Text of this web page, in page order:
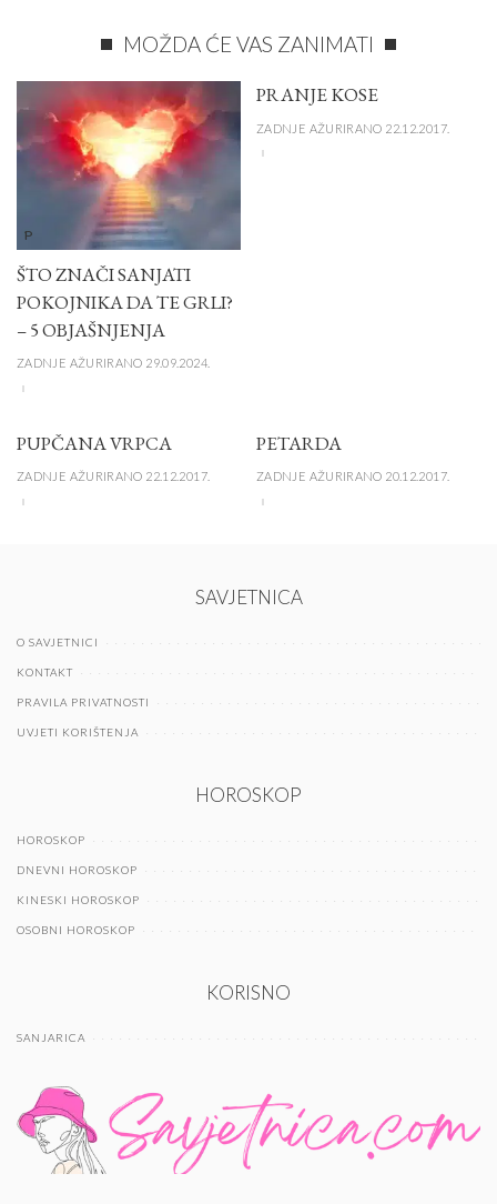
MOŽDA ĆE VAS ZANIMATI
P
ŠTO ZNAČI SANJATI
POKOJNIKA DA TE GRLI?
– 5 OBJAŠNJENJA
ZADNJE AŽURIRANO 29.09.2024.
PRANJE KOSE
ZADNJE AŽURIRANO 22.12.2017.
PUPČANA VRPCA
ZADNJE AŽURIRANO 22.12.2017.
PETARDA
ZADNJE AŽURIRANO 20.12.2017.
SAVJETNICA
O SAVJETNICI
KONTAKT
PRAVILA PRIVATNOSTI
UVJETI KORIŠTENJA
HOROSKOP
HOROSKOP
DNEVNI HOROSKOP
KINESKI HOROSKOP
OSOBNI HOROSKOP
KORISNO
SANJARICA